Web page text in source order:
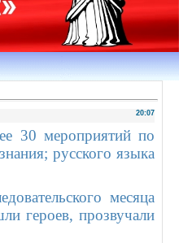
20:07
30 мероприятий по
русского языка
месяца
героев, прозвучали